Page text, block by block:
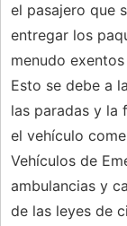
el pasajero que
entregar los
menudo
Esto se debe a
las paradas y la
el vehículo
Vehículos de
ambulancias y
de las leyes de